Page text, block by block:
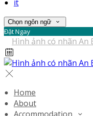
it
Chọn ngôn ngữ
Đặt Ngay
Home
About